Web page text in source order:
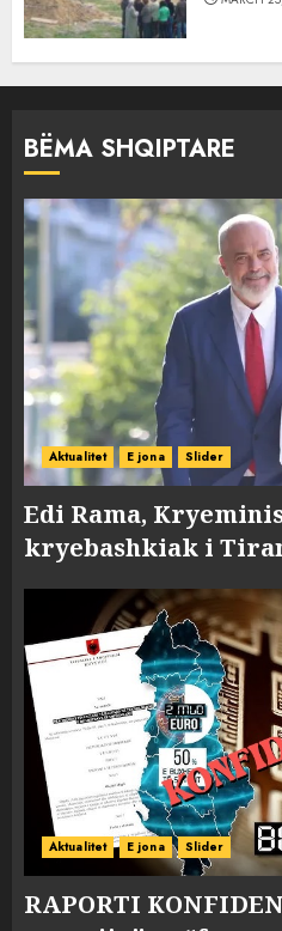
BËMA SHQIPTARE
Aktualitet E jona Slider
Edi Rama,
kryebashkiak i
Aktualitet E jona Slider
RAPORTI